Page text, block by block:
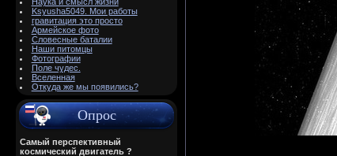
Ksyusha5049. Мои работы
гравитация это просто
Армейское фото
Словесные баталии
Наши питомцы
Фотографии
Поле чудес.
Вселенная
Откуда же мы появились?
Опрос
Самый перспективный
космический двигатель ?